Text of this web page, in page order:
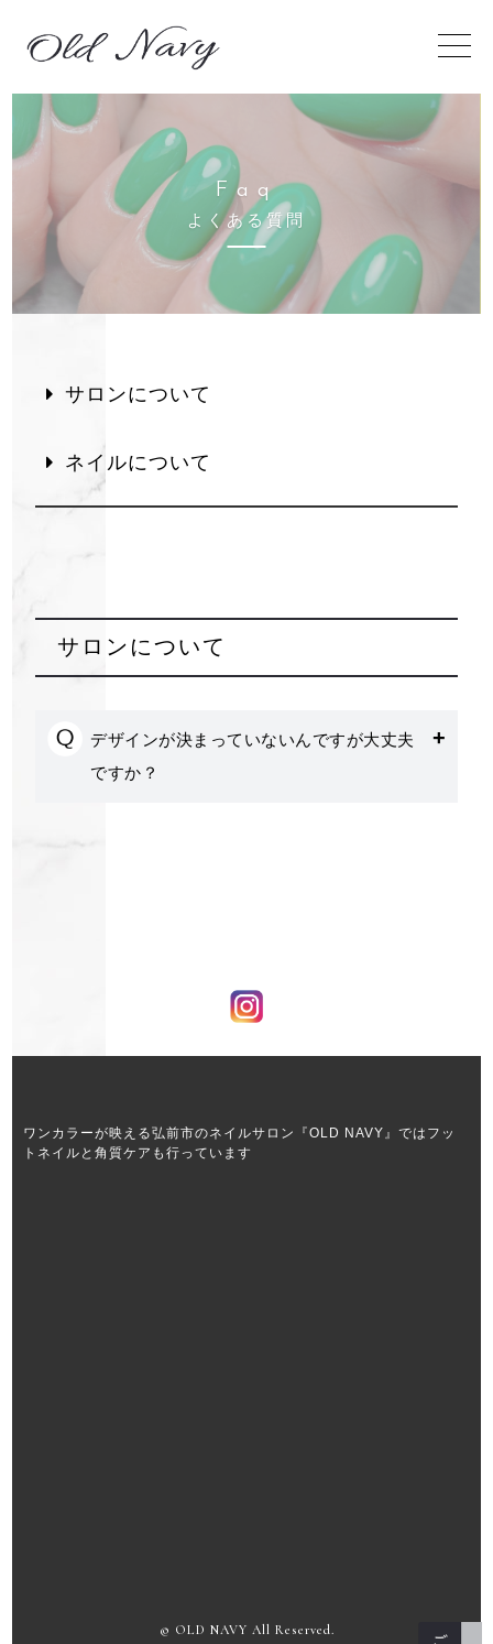
Fa q
よ くある質問
サロンについて
ネイルについて
サロンについて
デザインが決まっていないんですが大丈夫
ですか？
営業時間 │ 9:00～19:00（最終受付16時）
ワンカラーが映える弘前市のネイルサロン『OLD NAVY』ではフッ
トネイルと角質ケアも行っています
© OLD NAVY All Reserved.